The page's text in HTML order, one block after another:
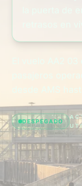
la puerta de
retrasos en
El vuelo AA2
pasajeros
DESPEGADO